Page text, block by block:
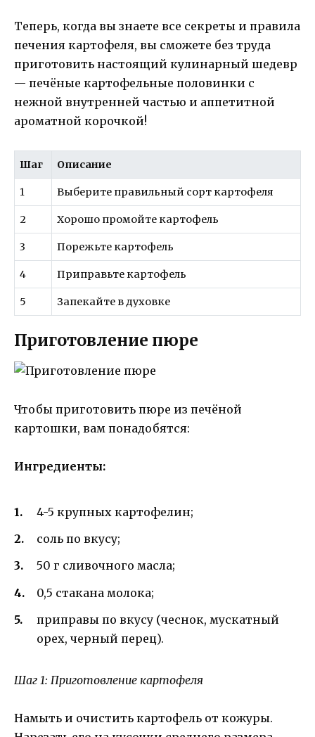
Теперь, когда вы знаете все секреты и правила
печения картофеля, вы сможете без труда
приготовить настоящий кулинарный шедевр
— печёные картофельные половинки с
нежной внутренней частью и аппетитной
ароматной корочкой!
Шаг Описание
1 Выберите правильный сорт картофеля
2 Хорошо промойте картофель
3 Порежьте картофель
4 Приправьте картофель
5 Запекайте в духовке
Приготовление пюре
Чтобы приготовить пюре из печёной
картошки, вам понадобятся:
Ингредиенты:
4-5 крупных картофелин;
соль по вкусу;
50 г сливочного масла;
0,5 стакана молока;
приправы по вкусу (чеснок, мускатный
орех, черный перец).
Шаг 1: Приготовление картофеля
Намыть и очистить картофель от кожуры.